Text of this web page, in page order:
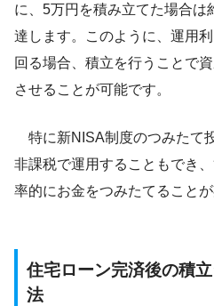
に、5万円を積み立てた場合は
達します。このように、運用
回る場合、積立を行うことで
させることが可能です。
特に新NISA制度のつみたて
非課税で運用することもでき
率的にお金をつみたてることが
住宅ローン完済後の積
法